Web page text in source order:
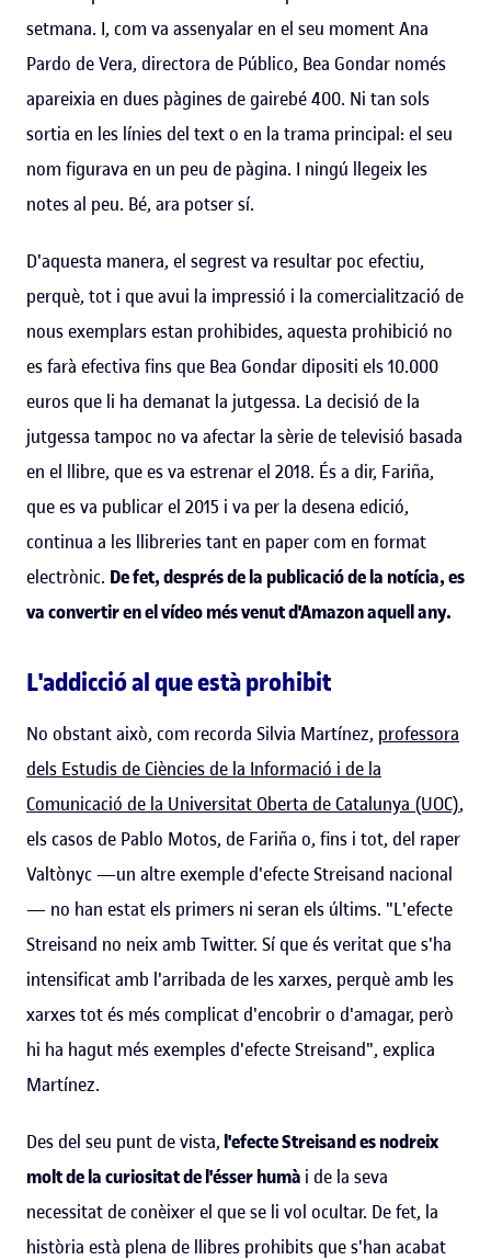
setmana. I, com va assenyalar en el seu moment Ana
Pardo de Vera, directora de Público, Bea Gondar només
apareixia en dues pàgines de gairebé 400. Ni tan sols
sortia en les línies del text o en la trama principal: el seu
nom figurava en un peu de pàgina. I ningú llegeix les
notes al peu. Bé, ara potser sí.
D'aquesta manera, el segrest va resultar poc efectiu,
perquè, tot i que avui la impressió i la comercialització de
nous exemplars estan prohibides, aquesta prohibició no
es farà efectiva fins que Bea Gondar dipositi els 10.000
euros que li ha demanat la jutgessa. La decisió de la
jutgessa tampoc no va afectar la sèrie de televisió basada
en el llibre, que es va estrenar el 2018. És a dir, Fariña,
que es va publicar el 2015 i va per la desena edició,
continua a les llibreries tant en paper com en format
electrònic. De fet, després de la publicació de la notícia, es
va convertir en el vídeo més venut d'Amazon aquell any.
L'addicció al que està prohibit
No obstant això, com recorda Silvia Martínez, professora
dels Estudis de Ciències de la Informació i de la
Comunicació de la Universitat Oberta de Catalunya (UOC),
els casos de Pablo Motos, de Fariña o, fins i tot, del raper
Valtònyc —un altre exemple d'efecte Streisand nacional
— no han estat els primers ni seran els últims. "L'efecte
Streisand no neix amb Twitter. Sí que és veritat que s'ha
intensificat amb l'arribada de les xarxes, perquè amb les
xarxes tot és més complicat d'encobrir o d'amagar, però
hi ha hagut més exemples d'efecte Streisand", explica
Martínez.
Des del seu punt de vista, l'efecte Streisand es nodreix
molt de la curiositat de l'ésser humà i de la seva
necessitat de conèixer el que se li vol ocultar. De fet, la
història està plena de llibres prohibits que s'han acabat